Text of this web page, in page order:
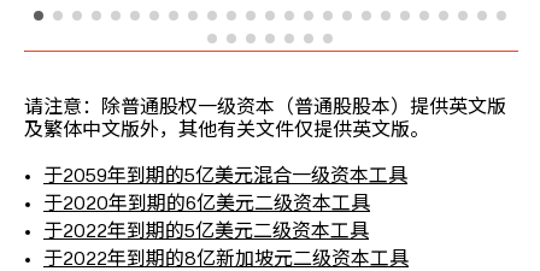
请注意：除普通股权一级资本（普通股股本）提供英文版
及繁体中文版外，其他有关文件仅提供英文版。
于2059年到期的5亿美元混合一级资本工具
于2020年到期的6亿美元二级资本工具
于2022年到期的5亿美元二级资本工具
于2022年到期的8亿新加坡元二级资本工具